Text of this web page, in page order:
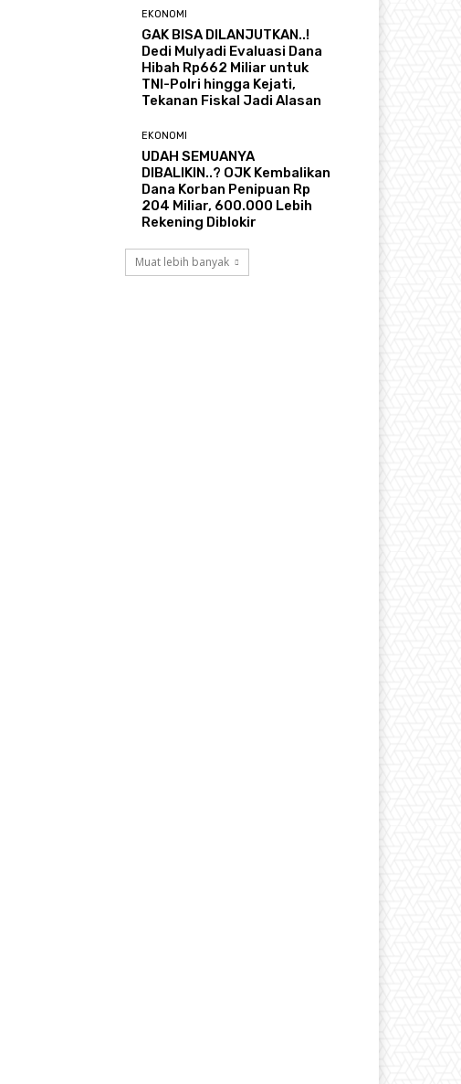
EKONOMI
GAK BISA DILANJUTKAN..!
Dedi Mulyadi Evaluasi Dana
Hibah Rp662 Miliar untuk
TNI-Polri hingga Kejati,
Tekanan Fiskal Jadi Alasan
EKONOMI
UDAH SEMUANYA
DIBALIKIN..? OJK Kembalikan
Dana Korban Penipuan Rp
204 Miliar, 600.000 Lebih
Rekening Diblokir
Muat lebih banyak